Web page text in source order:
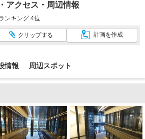
アクセス・周辺情報
ンキング 4位
クリップする 計画を作成
情報 周辺スポット